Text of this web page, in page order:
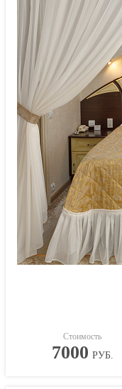
Стоимость
7000 РУБ.